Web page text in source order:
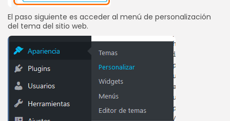
El paso siguiente es acceder al menú de personalización
del tema del sitio web.